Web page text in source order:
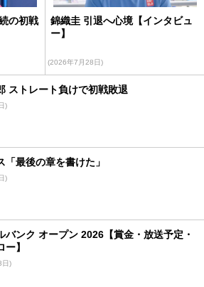
の初戦
錦織圭 引退へ心境【インタビュ
ー】
(2026年7月28日)
ストレート負けで初戦敗退
)
「最後の章を書けた」
)
バンク オープン 2026【賞金・放送予定・
ー】
日)